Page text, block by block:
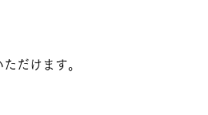
だけます。